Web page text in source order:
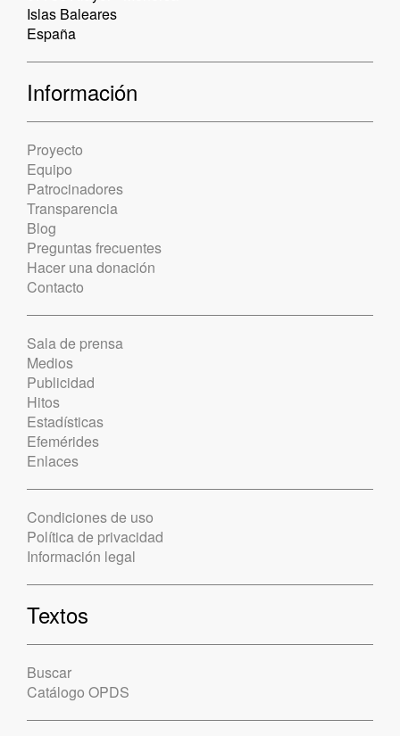
Islas Baleares
España
Información
Proyecto
Equipo
Patrocinadores
Transparencia
Blog
Preguntas frecuentes
Hacer una donación
Contacto
Sala de prensa
Medios
Publicidad
Hitos
Estadísticas
Efemérides
Enlaces
Condiciones de uso
Política de privacidad
Información legal
Textos
Buscar
Catálogo OPDS